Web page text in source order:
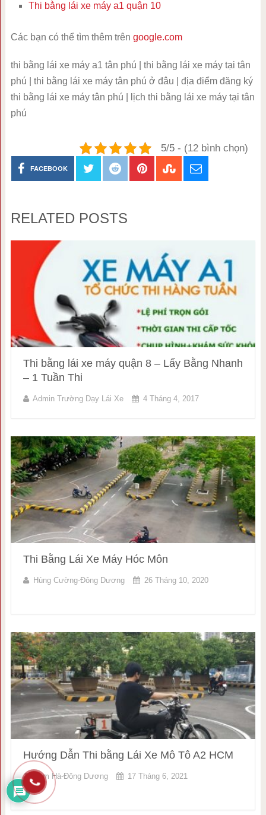
Thi bằng lái xe máy a1 quận 10
Các bạn có thể tìm thêm trên google.com
thi bằng lái xe máy a1 tân phú | thi bằng lái xe máy tại tân
phú | thi bằng lái xe máy tân phú ở đâu | địa điểm đăng ký
thi bằng lái xe máy tân phú | lịch thi bằng lái xe máy tại tân
phú
5/5 - (12 bình chọn)
FACEBOOK
RELATED POSTS
Thi bằng lái xe máy quận 8 – Lấy Bằng Nhanh
– 1 Tuần Thi
Admin Trường Dạy Lái Xe 4 Tháng 4, 2017
Thi Bằng Lái Xe Máy Hóc Môn
Hùng Cường-Đông Dương 26 Tháng 10, 2020
Hướng Dẫn Thi bằng Lái Xe Mô Tô A2 HCM
Nam Hà-Đông Dương 17 Tháng 6, 2021